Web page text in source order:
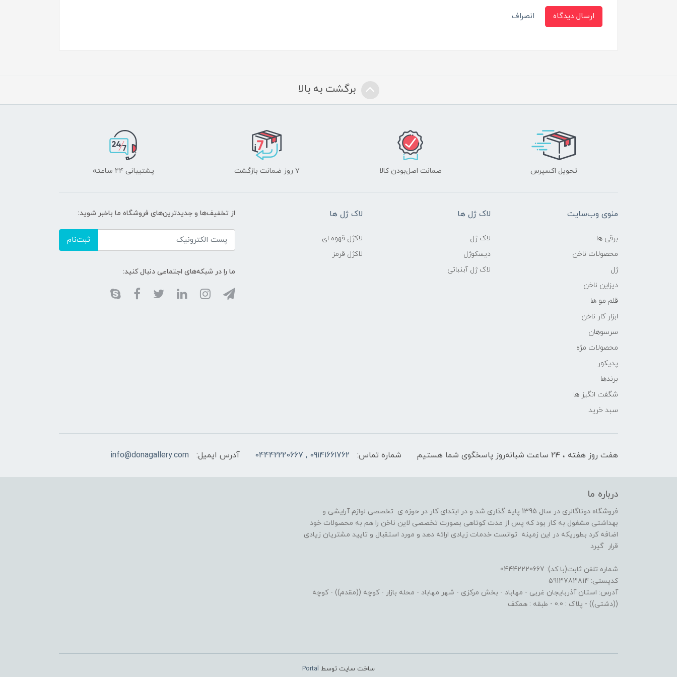
ارسال دیدگاه انصراف
برگشت به بالا
تحویل اکسپرس ضمانت اصل‌بودن کالا ۷ روز ضمانت بازگشت پشتیبانی ۲۴ ساعته
منوی وب‌سایت
برقی ها
محصولات ناخن
ژل
دیزاین ناخن
قلم مو ها
ابزار کار ناخن
سرسوهان
محصولات مژه
پدیکور
برندها
شگفت انگیز ها
سبد خرید
لاک ژل ها
لاک ژل
دیسکوژل
لاک ژل آبنباتی
لاک ژل ها
لاکژل قهوه ای
لاکژل قرمز
از تخفیف‌ها و جدیدترین‌های فروشگاه ما باخبر شوید:
ثبت‌نام
ما را در شبکه‌های اجتماعی دنبال کنید:
هفت روز هفته ، ۲۴ ساعت شبانه‌روز پاسخگوی شما هستیم شماره تماس: 09141661762 , 04442220667 آدرس ایمیل: info@donagallery.com
درباره ما
فروشگاه دوناگالری در سال 1395 پایه گذاری شد و در ابتدای کار در حوزه ی تخصصی لوازم آرایشی و
بهداشتی مشغول به کار بود که پس از مدت کوتاهی بصورت تخصصی لاین ناخن را هم به محصولات خود
اضافه کرد بطوریکه در این زمینه توانست خدمات زیادی ارائه دهد و مورد استقبال و تایید مشتریان زیادی
قرار گیرد
شماره تلفن ثابت(با کد): 04442220667
کدپستی: 5913783814
آدرس: استان آذربایجان غربی - مهاباد - بخش مرکزی - شهر مهاباد - محله بازار - کوچه ((مقدم)) - کوچه
((دشتی)) - پلاک : 0.0 - طبقه : همکف
ساخت سایت توسط Portal